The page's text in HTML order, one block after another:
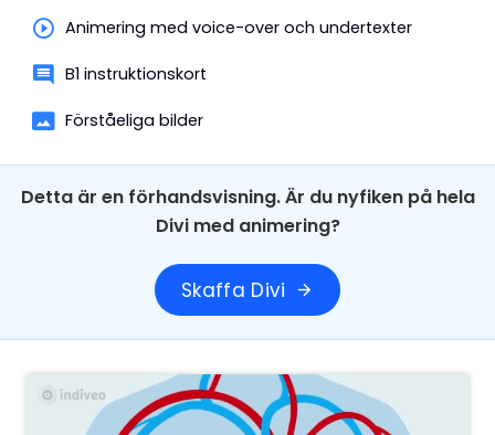
Animering med voice-over och undertexter
B1 instruktionskort
Förståeliga bilder
Detta är en förhandsvisning. Är du nyfiken på hela
Divi med animering?
Skaffa Divi arrow_forward